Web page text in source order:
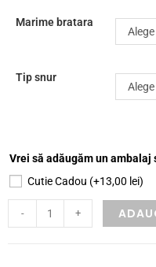
Marime bratara
Tip snur
Vrei să adăugăm un
Cutie Cadou (+13,00 lei)
- +